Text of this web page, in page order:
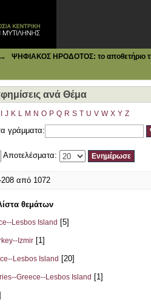
→ ΨΗΦΙΑΚΟΣ ΗΡΟΔΟΤΟΣ: το αποθετήριο
ανά Θέμα
J K L M N O P Q R S T U V W X Y Z
γράμματα:
Αποτελέσματα:
από 1072
θεμάτων
Lesbos Island [5]
Izmir [1]
Lesbos Island [20]
Greece--Lesbos Island [1]